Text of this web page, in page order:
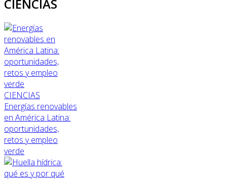
CIENCIAS
CIENCIAS
Energías renovables
en América Latina:
oportunidades,
retos y empleo
verde